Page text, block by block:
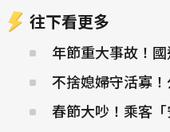
往下看更多
年節重大事故！
不捨媳婦守活寡
春節大吵！乘客